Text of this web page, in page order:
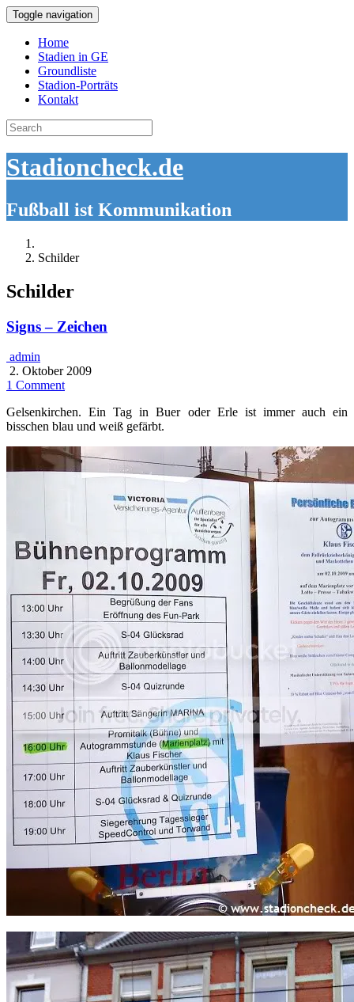
Toggle navigation
Home
Stadien in GE
Groundliste
Stadion-Porträts
Kontakt
Search
for:
Stadioncheck.de
Fußball ist Kommunikation
Schilder
Schilder
Signs – Zeichen
admin
2. Oktober 2009
1 Comment
Gelsenkirchen. Ein Tag in Buer oder Erle ist immer auch ein
bisschen blau und weiß gefärbt.